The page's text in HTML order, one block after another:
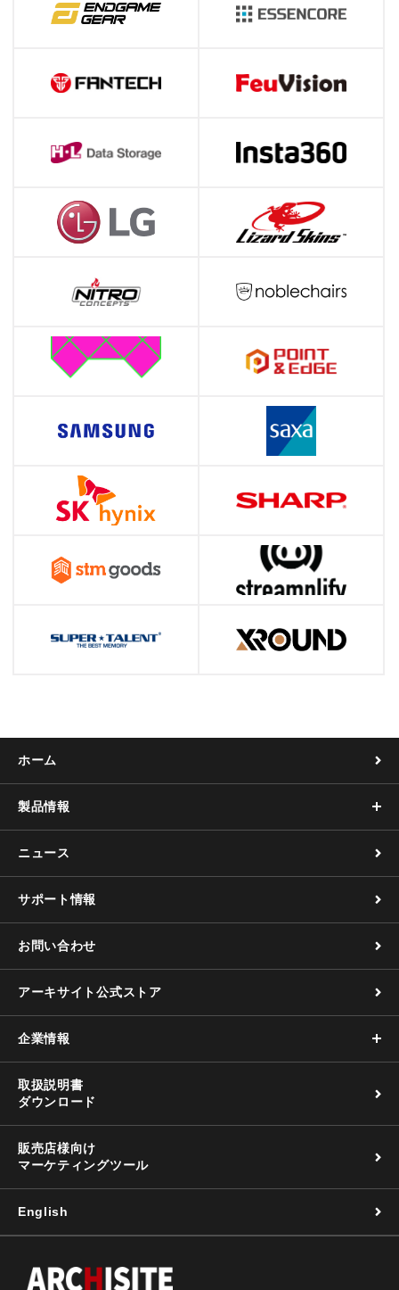
ホーム
製品情報
ニュース
サポート情報
お問い合わせ
アーキサイト公式ストア
企業情報
取扱説明書
ダウンロード
販売店様向け
マーケティングツール
English